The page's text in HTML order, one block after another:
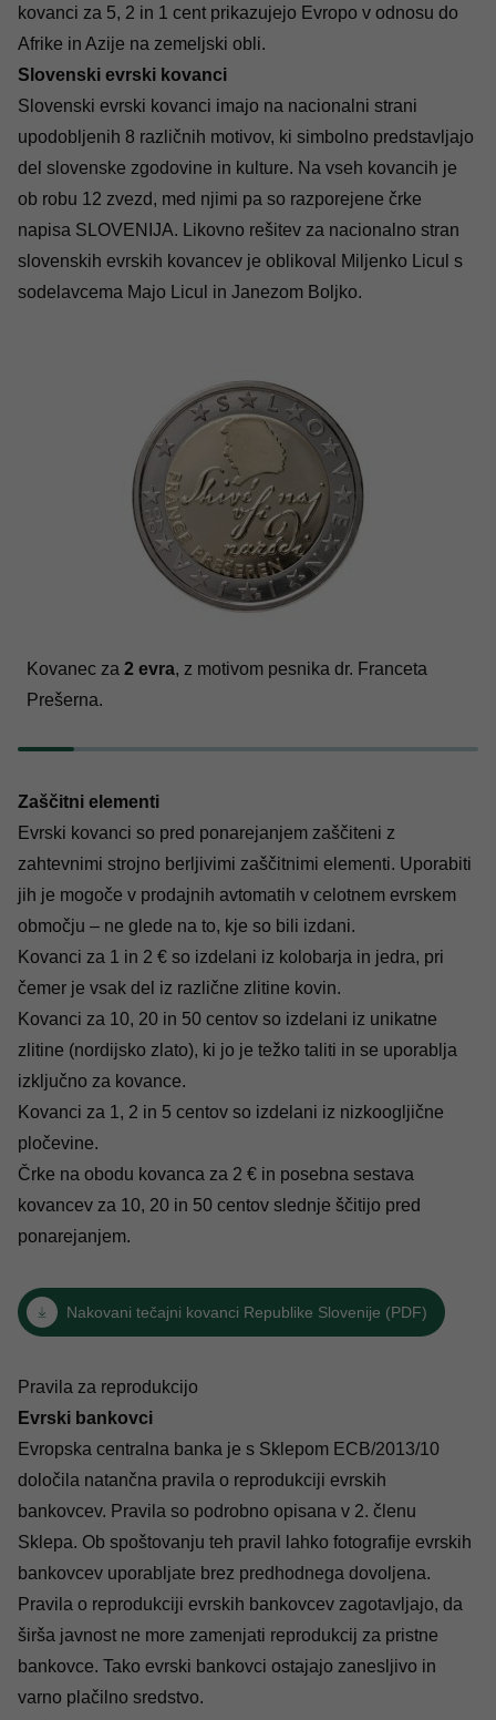
kovanci za 5, 2 in 1 cent prikazujejo Evropo v odnosu do
Afrike in Azije na zemeljski obli.
Slovenski evrski kovanci
Slovenski evrski kovanci imajo na nacionalni strani
upodobljenih 8 različnih motivov, ki simbolno predstavljajo
del slovenske zgodovine in kulture. Na vseh kovancih je
ob robu 12 zvezd, med njimi pa so razporejene črke
napisa SLOVENIJA. Likovno rešitev za nacionalno stran
slovenskih evrskih kovancev je oblikoval Miljenko Licul s
sodelavcema Majo Licul in Janezom Boljko.
Kovanec za 2 evra, z motivom pesnika dr. Franceta
Prešerna.
Zaščitni elementi
Evrski kovanci so pred ponarejanjem zaščiteni z
zahtevnimi strojno berljivimi zaščitnimi elementi. Uporabiti
jih je mogoče v prodajnih avtomatih v celotnem evrskem
območju – ne glede na to, kje so bili izdani.
Kovanci za 1 in 2 € so izdelani iz kolobarja in jedra, pri
čemer je vsak del iz različne zlitine kovin.
Kovanci za 10, 20 in 50 centov so izdelani iz unikatne
zlitine (nordijsko zlato), ki jo je težko taliti in se uporablja
izključno za kovance.
Kovanci za 1, 2 in 5 centov so izdelani iz nizkoogljične
pločevine.
Črke na obodu kovanca za 2 € in posebna sestava
kovancev za 10, 20 in 50 centov slednje ščitijo pred
ponarejanjem.
Nakovani tečajni kovanci Republike Slovenije (PDF)
Pravila za reprodukcijo
Evrski bankovci
Evropska centralna banka je s Sklepom ECB/2013/10
določila natančna pravila o reprodukciji evrskih
bankovcev. Pravila so podrobno opisana v 2. členu
Sklepa. Ob spoštovanju teh pravil lahko fotografije evrskih
bankovcev uporabljate brez predhodnega dovoljena.
Pravila o reprodukciji evrskih bankovcev zagotavljajo, da
širša javnost ne more zamenjati reprodukcij za pristne
bankovce. Tako evrski bankovci ostajajo zanesljivo in
varno plačilno sredstvo.